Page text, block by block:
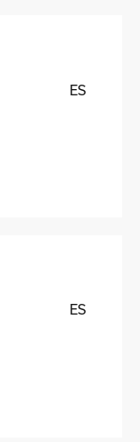
ES
ES